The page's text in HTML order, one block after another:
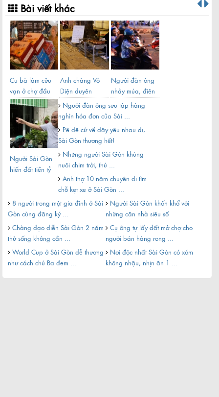
Bài viết khác
Cụ bà làm cửu
vạn ở chợ đầu
mối Sài Gòn
Anh chàng Vô
Diện duyên
dáng bán khoai
trên vỉa ...
Người đàn ông
nhảy múa, điên
khùng trên vỉa
hè ...
Người Sài Gòn
hiến đất tiền tỷ
Người đàn ông sưu tập hàng
nghìn hóa đơn của Sài ...
Pê đê cứ về đây yêu nhau đi,
Sài Gòn thương hết!
Những người Sài Gòn khùng
nuôi chim trời, thú ...
Anh thợ 10 năm chuyên đi tìm
chỗ kẹt xe ở Sài Gòn ...
8 người trong một gia đình ở Sài
Gòn cùng đăng ký ...
Người Sài Gòn khốn khổ với
những căn nhà siêu số
Chàng đạo diễn Sài Gòn 2 năm
thử sống không cần ...
Cụ ông tự lấy đất mở chợ cho
người bán hàng rong ...
World Cup ở Sài Gòn dễ thương
như cách chú Ba đem ...
Nơi độc nhất Sài Gòn có xóm
không nhậu, nhịn ăn 1 ...